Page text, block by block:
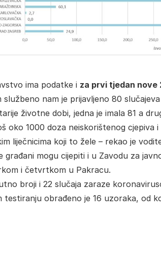
ima podatke i za prvi tjedan nove
službeno nam je prijavljeno 80
životne dobi, jedna je imala 81 a
oko 1000 doza neiskorištenog
liječnicima koji to žele – rekao je
građani mogu cijepiti i u Zavodu za
i četvrtkom u Pakracu.
broji i 22 slučaja zaraze
testiranju obrađeno je 16 uzoraka, od